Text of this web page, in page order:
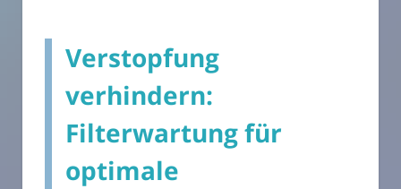
Verstopfung
verhindern:
Filterwartung für
optimale